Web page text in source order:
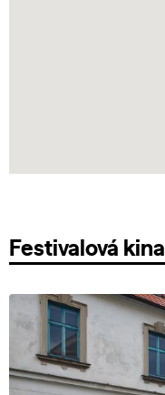
Festivalová kina